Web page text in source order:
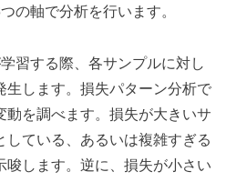
の軸で分析を行います。
習する際、各サンプルに対し
生します。損失パターン分析で
動を調べます。損失が大きいサ
している、あるいは複雑すぎる
唆します。逆に、損失が小さい